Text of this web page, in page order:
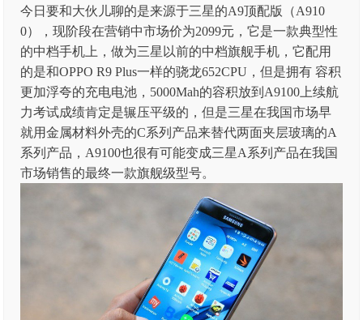
今日要和大伙儿聊的是来源于三星的A9顶配版（A910
0），现阶段在营销中市场价为2099元，它是一款典型性
的中档手机上，做为三星以前的中档旗舰手机，它配用
的是和OPPO R9 Plus一样的骁龙652CPU，但是拥有 容积
更加浮夸的充电电池，5000Mah的容积放到A9100上续航
力考试成绩肯定是辗压平级的，但是三星在我国市场早
就用金属材料外壳的C系列产品来替代两面夹层玻璃的A
系列产品，A9100也很有可能变成三星A系列产品在我国
市场销售的最终一款旗舰级型号。